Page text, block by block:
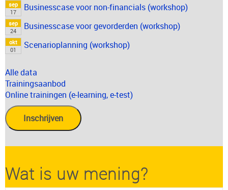
sep
17
Businesscase voor non-financials (workshop)
sep
24
Businesscase voor gevorderden (workshop)
okt
01
Scenarioplanning (workshop)
Alle data
Trainingsaanbod
Online trainingen (e-learning, e-test)
Wat is uw mening?